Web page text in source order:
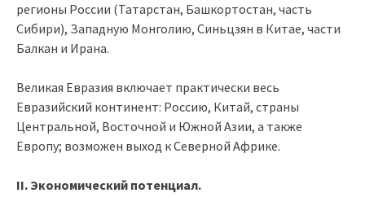
регионы России (Татарстан, Башкортостан, часть
Сибири), Западную Монголию, Синьцзян в Китае, части
Балкан и Ирана.
Великая Евразия включает практически весь
Евразийский континент: Россию, Китай, страны
Центральной, Восточной и Южной Азии, а также
Европу; возможен выход к Северной Африке.
II. Экономический потенциал.